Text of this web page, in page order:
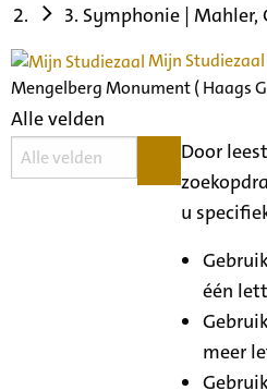
3. Symphonie | Mahler,
Mijn
Mengelberg Monument ( Haags
Alle velden
Door
u
één
meer